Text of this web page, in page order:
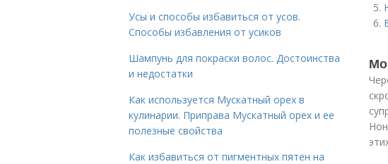
Усы и способы избавиться от усов.
Способы избавления от усиков
Шампунь для покраски волос. Достоинства
и недостатки
Как используется Мускатный орех в
кулинарии. Приправа Мускатный орех и ее
полезные свойства
Как избавиться от пигментных пятен на